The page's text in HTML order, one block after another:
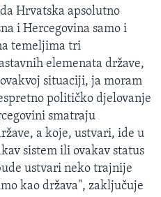
Hrvatska apsolutno
i Hercegovina samo i
temeljima tri
elemenata države,
situaciji, ja moram
političko djelovanje
smatraju
a koje, ustvari, ide u
sistem ili ovakav status
ustvari neko trajnije
kao država", zaključuje